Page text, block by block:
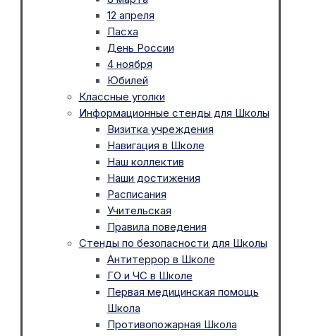
12 апреля
Пасха
День России
4 ноября
Юбилей
Классные уголки
Информационные стенды для Школы
Визитка учреждения
Навигация в Школе
Наш коллектив
Наши достижения
Расписания
Учительская
Правила поведения
Стенды по безопасности для Школы
Антитеррор в Школе
ГО и ЧС в Школе
Первая медицинская помощь
Школа
Противопожарная Школа